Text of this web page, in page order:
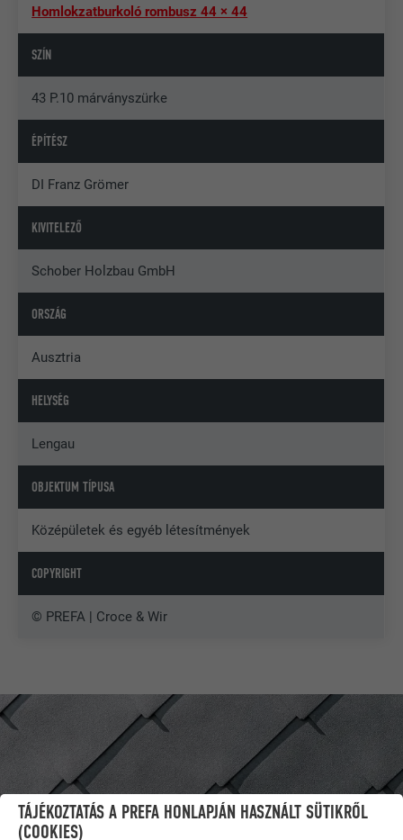
Homlokzatburkoló rombusz 44 × 44
SZÍN
43 P.10 márványszürke
ÉPÍTÉSZ
DI Franz Grömer
KIVITELEZŐ
Schober Holzbau GmbH
ORSZÁG
Ausztria
HELYSÉG
Lengau
OBJEKTUM TÍPUSA
Középületek és egyéb létesítmények
COPYRIGHT
© PREFA | Croce & Wir
TÁJÉKOZTATÁS A PREFA HONLAPJÁN HASZNÁLT SÜTIKRŐL
(COOKIES)